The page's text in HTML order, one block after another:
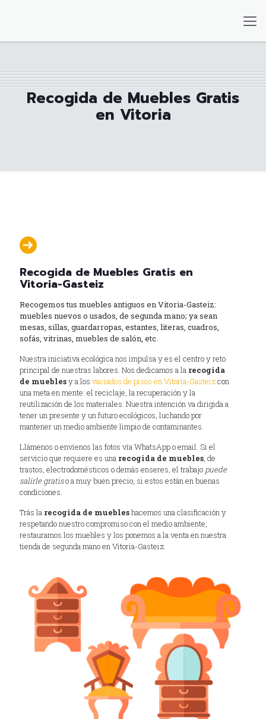
Recogida de Muebles Gratis
en Vitoria
Recogida de Muebles Gratis en
Vitoria-Gasteiz
Recogemos tus muebles antiguos en Vitoria-Gasteiz:
muebles nuevos o usados, de segunda mano; ya sean
mesas, sillas, guardarropas, estantes, literas, cuadros,
sofás, vitrinas, muebles de salón, etc.
Nuestra iniciativa ecológica nos impulsa y es el centro y reto
principal de nuestras labores. Nos dedicamos a la recogida
de mueblesy a los vaciados de pisos en Vitoria-Gasteizcon
una meta en mente: el reciclaje, la recuperación y la
reutilización de los materiales. Nuestra intención va dirigida a
tener un presente y un futuro ecológicos, luchando por
mantener un medio ambiente limpio de contaminantes.
Llámenos o envíenos las fotos vía WhatsApp o email. Si el
servicio que requiere es una recogida de muebles, de
trastos, electrodomésticos o demás enseres, el trabajo puede
salirle gratiso a muy buen precio, si estos están en buenas
condiciones.
Trás la recogida de muebleshacemos una clasificación y
respetando nuestro compromiso con el medio ambiente,
restauramos los muebles y los ponemos a la venta en nuestra
tienda de segunda mano en Vitoria-Gasteiz.